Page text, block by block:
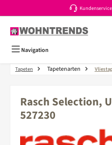
Navigation
Tapeten Tapetenarten
Rasch Selection,
527230